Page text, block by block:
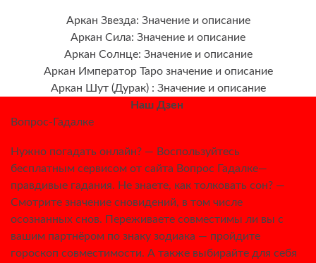
Аркан Звезда: Значение и описание
Аркан Сила: Значение и описание
Аркан Солнце: Значение и описание
Аркан Император Таро значение и описание
Аркан Шут (Дурак) : Значение и описание
Наш Дзен
Вопрос-Гадалке
Нужно погадать онлайн? — Воспользуйтесь
бесплатным сервисом от сайта Вопрос Гадалке—
правдивые гадания. Не знаете, как толковать сон? —
Смотрите значение сновидений, в том числе
осознанных снов. Переживаете совместимы ли вы с
вашим партнёром по знаку зодиака — пройдите
гороскоп совместимости. А также выбирайте для себя